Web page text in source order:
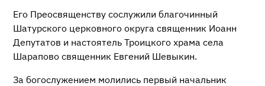
Его Преосвященству сослужили благочинный
Шатурского церковного округа священник Иоанн
Депутатов и настоятель Троицкого храма села
Шарапово священник Евгений Шевыкин.
За богослужением молились первый начальник